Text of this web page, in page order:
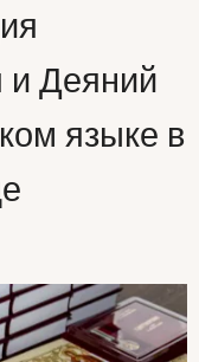
и Деяний
языке в